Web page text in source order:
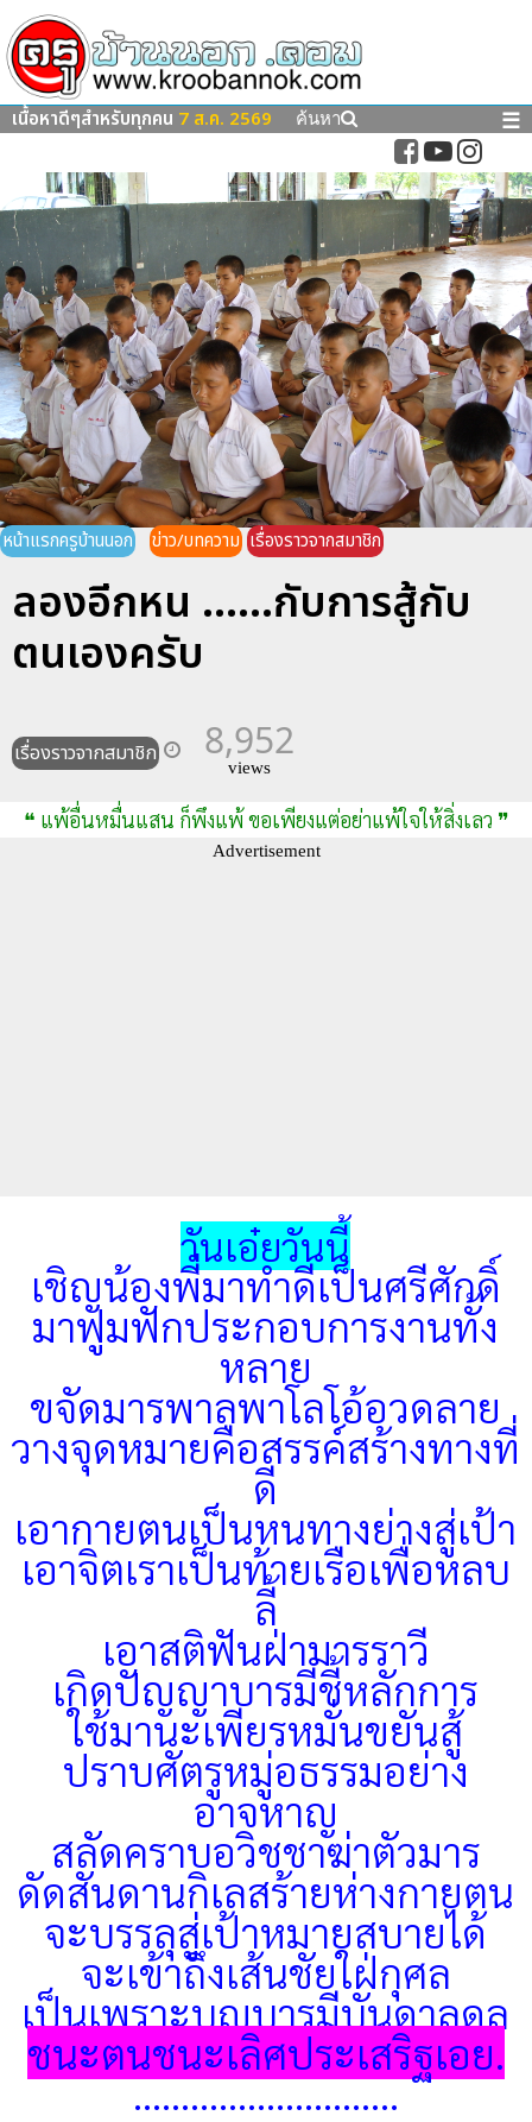
เนื้อหาดีๆสำหรับทุกคน 7 ส.ค. 2569 ค้นหา ☰
หน้าแรกครูบ้านนอก ข่าว/บทความ เรื่องราวจากสมาชิก
ลองอีกหน ......กับการสู้กับ
ตนเองครับ
เรื่องราวจากสมาชิก 8,952
views
❝ แพ้อื่นหมื่นแสน ก็พึงแพ้ ขอเพียงแต่อย่าแพ้ใจให้สิ่งเลว ❞
Advertisement
วันเอ๋ยวันนี้
เชิญน้องพี่มาทำดีเป็นศรีศักดิ์
มาฟูมฟักประกอบการงานทั้ง
หลาย
ขจัดมารพาลพาโลโอ้อวดลาย
วางจุดหมายคือสรรค์สร้างทางที่
ดี
เอากายตนเป็นหนทางย่างสู่เป้า
เอาจิตเราเป็นท้ายเรือเพื่อหลบ
ลี้
เอาสติฟันฝ่ามารราวี
เกิดปัญญาบารมีชี้หลักการ
ใช้มานะเพียรหมั่นขยันสู้
ปราบศัตรูหมู่อธรรมอย่าง
อาจหาญ
สลัดคราบอวิชชาฆ่าตัวมาร
ดัดสันดานกิเลสร้ายห่างกายตน
จะบรรลุสู่เป้าหมายสบายได้
จะเข้าถึงเส้นชัยใฝ่กุศล
เป็นเพราะบุญบารมีบันดาลดล
ชนะตนชนะเลิศประเสริฐเอย.
............................